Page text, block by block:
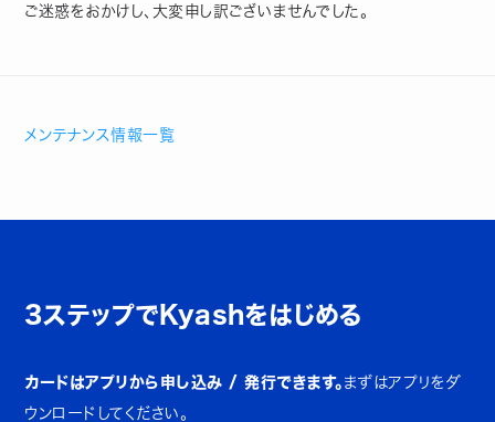
ご迷惑をおかけし、大変申し訳ございませんでした。
メンテナンス情報一覧
3ステップでKyashをはじめる
カードはアプリから申し込み / 発行できます。 まずはアプリをダ
ウンロードしてください。